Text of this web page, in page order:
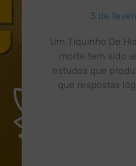
3 de
Um Tiquinho De
morte tem sido
estudos que
que respostas